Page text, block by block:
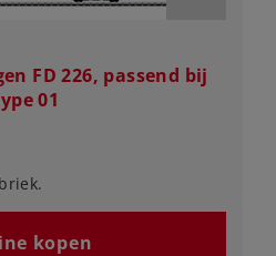
FD 226, passend bij
01
kopen